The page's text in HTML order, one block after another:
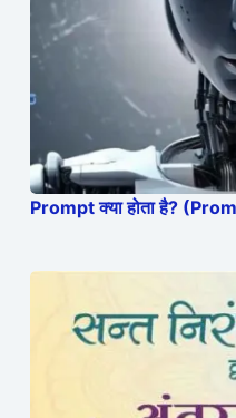
Prompt क्या होता है?